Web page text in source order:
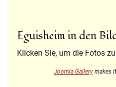
Eguisheim in den
Klicken Sie, um die Fotos
Joomla Gallerymakes